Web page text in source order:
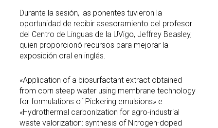
Durante la sesión, las ponentes tuvieron la
oportunidad de recibir asesoramiento del profesor
del Centro de Linguas de la UVigo, Jeffrey Beasley,
quien proporcionó recursos para mejorar la
exposición oral en inglés.
«Application of a biosurfactant extract obtained
from corn steep water using membrane technology
for formulations of Pickering emulsions» e
«Hydrothermal carbonization for agro-industrial
waste valorization: synthesis of Nitrogen-doped